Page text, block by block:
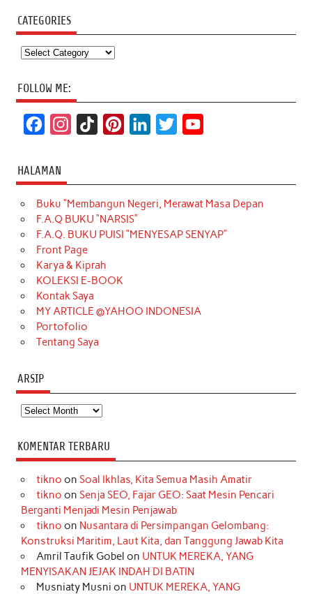
CATEGORIES
Categories
FOLLOW ME:
c
e
b
o
o
k
t
a
g
r
a
m
T
o
k
t
e
r
k
e
d
t
t
e
T
u
b
HALAMAN
Buku “Membangun Negeri, Merawat Masa Depan
F.A.Q BUKU “NARSIS”
F.A.Q. BUKU PUISI “MENYESAP SENYAP”
Front Page
Karya & Kiprah
KOLEKSI E-BOOK
Kontak Saya
MY ARTICLE @YAHOO INDONESIA
Portofolio
Tentang Saya
ARSIP
Arsip
KOMENTAR TERBARU
tikno on Soal Ikhlas, Kita Semua Masih Amatir
tikno on Senja SEO, Fajar GEO: Saat Mesin Pencari
Berganti Menjadi Mesin Penjawab
tikno on Nusantara di Persimpangan Gelombang:
Konstruksi Maritim, Laut Kita, dan Tanggung Jawab Kita
Amril Taufik Gobel on UNTUK MEREKA, YANG
MENYISAKAN JEJAK INDAH DI BATIN
Musniaty Musni on UNTUK MEREKA, YANG